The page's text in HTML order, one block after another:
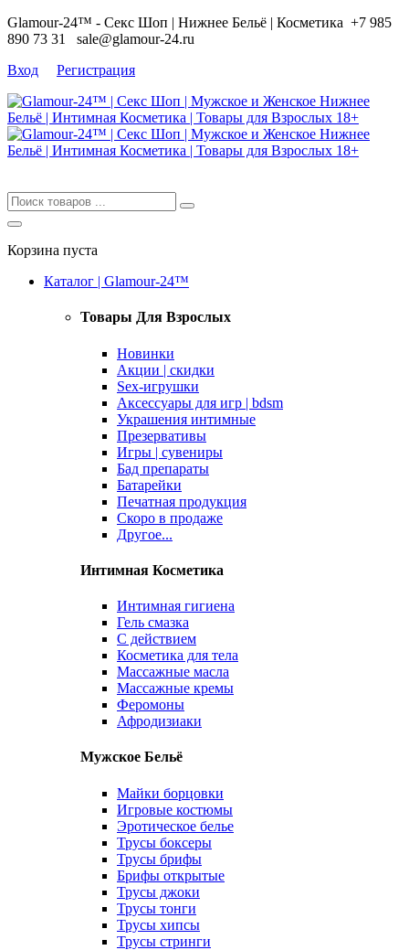
Glamour-24™ - Секс Шоп | Нижнее Бельё | Косметика +7 985
890 73 31 sale@glamour-24.ru
Вход
Регистрация
Корзина пуста
Каталог | Glamour-24™
Товары Для Взрослых
Новинки
Акции | скидки
Sex-игрушки
Аксессуары для игр | bdsm
Украшения интимные
Презервативы
Игры | сувениры
Бад препараты
Батарейки
Печатная продукция
Скоро в продаже
Другое...
Интимная Косметика
Интимная гигиена
Гель смазка
С действием
Косметика для тела
Массажные масла
Массажные кремы
Феромоны
Афродизиаки
Мужское Бельё
Майки борцовки
Игровые костюмы
Эротическое белье
Трусы боксеры
Трусы брифы
Брифы открытые
Трусы джоки
Трусы тонги
Трусы хипсы
Трусы стринги